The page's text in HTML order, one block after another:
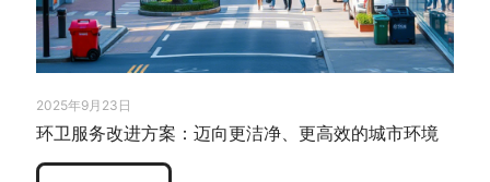
2025年9月23日
环卫服务改进方案：迈向更洁净、更高效的城市环境